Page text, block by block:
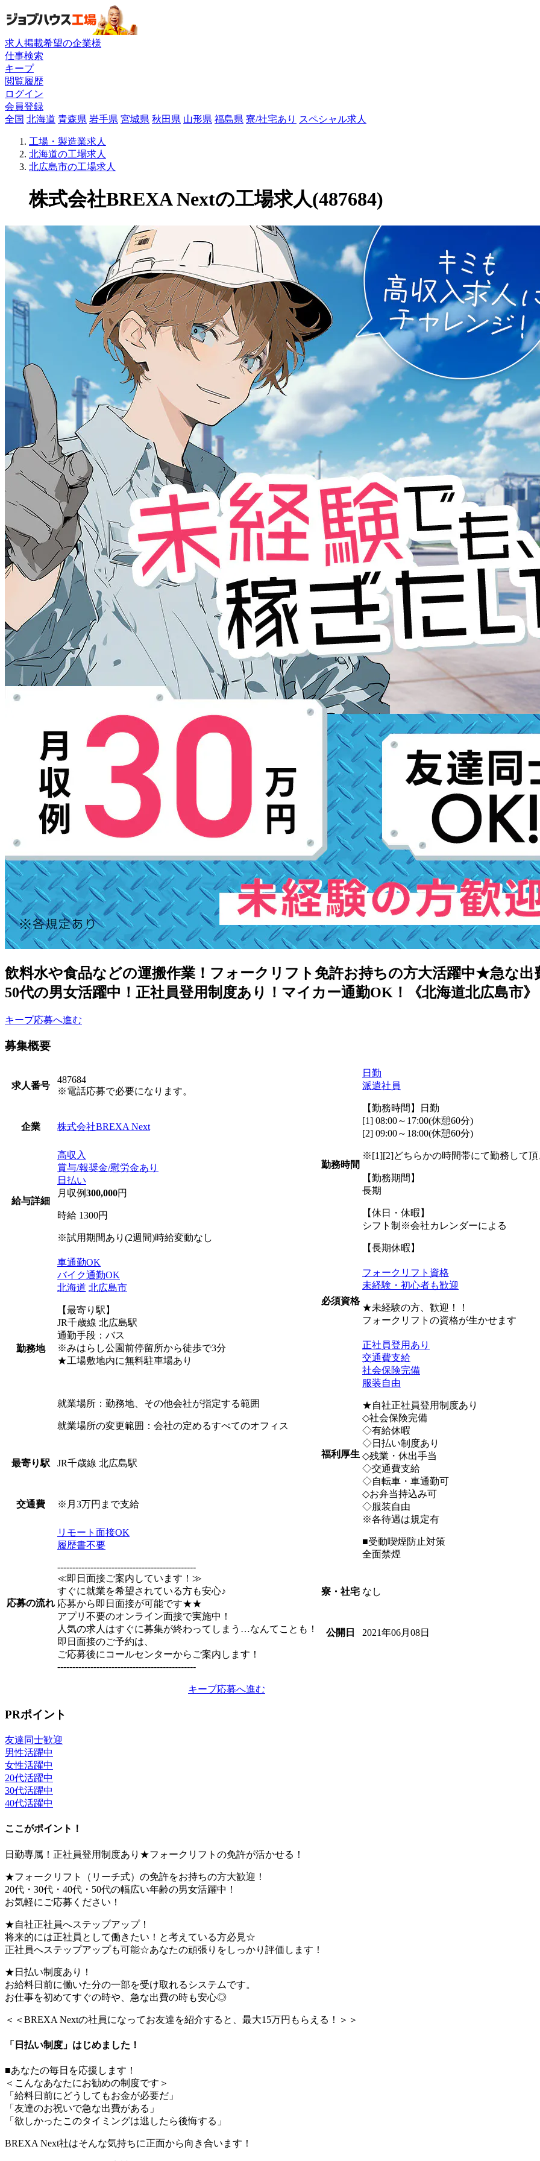
求人掲載希望の企業様
仕事検索
キープ
閲覧履歴
ログイン
会員登録
全国 北海道 青森県 岩手県 宮城県 秋田県 山形県 福島県 寮/社宅あり スペシャル求人
工場・製造業求人
北海道の工場求人
北広島市の工場求人
株式会社BREXA Nextの工場求人(487684)
飲料水や食品などの運搬作業！フォークリフト免許お持ちの方大活躍中★急な出
50代の男女活躍中！正社員登用制度あり！マイカー通勤OK！《北海道北広島市》
キープ応募へ進む
募集概要
求人番号
487684
※電話応募で必要になります。
企業 株式会社BREXA Next
給与詳細
高収入
賞与/報奨金/慰労金あり
日払い
月収例300,000円
時給 1300円
※試用期間あり(2週間)時給変動なし
勤務地
車通勤OK
バイク通勤OK
北海道 北広島市
【最寄り駅】
JR千歳線 北広島駅
通勤手段：バス
※みはらし公園前停留所から徒歩で3分
★工場敷地内に無料駐車場あり
就業場所：勤務地、その他会社が指定する範囲
就業場所の変更範囲：会社の定めるすべてのオフィス
最寄り駅 JR千歳線 北広島駅
交通費 ※月3万円まで支給
応募の流れ
リモート面接OK
履歴書不要
----------------------------------------------
≪即日面接ご案内しています！≫
すぐに就業を希望されている方も安心♪
応募から即日面接が可能です★★
アプリ不要のオンライン面接で実施中！
人気の求人はすぐに募集が終わってしまう…なんてことも！
即日面接のご予約は、
ご応募後にコールセンターからご案内します！
----------------------------------------------
勤務時間
日勤
派遣社員
【勤務時間】日勤
[1] 08:00～17:00(休憩60分)
[2] 09:00～18:00(休憩60分)
※[1][2]どちらかの時間帯にて勤務して頂
【勤務期間】
長期
【休日・休暇】
シフト制※会社カレンダーによる
【長期休暇】
必須資格
フォークリフト資格
未経験・初心者も歓迎
★未経験の方、歓迎！！
フォークリフトの資格が生かせます
福利厚生
正社員登用あり
交通費支給
社会保険完備
服装自由
★自社正社員登用制度あり
◇社会保険完備
◇有給休暇
◇日払い制度あり
◇残業・休出手当
◇交通費支給
◇自転車・車通勤可
◇お弁当持込み可
◇服装自由
※各待遇は規定有
■受動喫煙防止対策
全面禁煙
寮・社宅 なし
公開日 2021年06月08日
キープ応募へ進む
PRポイント
友達同士歓迎
男性活躍中
女性活躍中
20代活躍中
30代活躍中
40代活躍中
ここがポイント！
日勤専属！正社員登用制度あり★フォークリフトの免許が活かせる！
★フォークリフト（リーチ式）の免許をお持ちの方大歓迎！
20代・30代・40代・50代の幅広い年齢の男女活躍中！
お気軽にご応募ください！
★自社正社員へステップアップ！
将来的には正社員として働きたい！と考えている方必見☆
正社員へステップアップも可能☆あなたの頑張りをしっかり評価します！
★日払い制度あり！
お給料日前に働いた分の一部を受け取れるシステムです。
お仕事を初めてすぐの時や、急な出費の時も安心◎
＜＜BREXA Nextの社員になってお友達を紹介すると、最大15万円もらえる！＞＞
「日払い制度」はじめました！
■あなたの毎日を応援します！
＜こんなあなたにお勧めの制度です＞
「給料日前にどうしてもお金が必要だ」
「友達のお祝いで急な出費がある」
「欲しかったこのタイミングは逃したら後悔する」
BREXA Next社はそんな気持ちに正面から向き合います！